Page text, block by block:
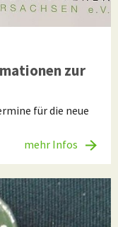
zur
für die neue
mehr Infos